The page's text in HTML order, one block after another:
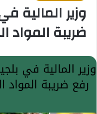
وزير المالية
ضريبة المواد